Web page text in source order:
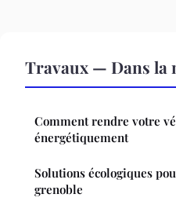
Travaux — Dans la
Comment rendre votre
énergétiquement
Solutions écologiques
grenoble